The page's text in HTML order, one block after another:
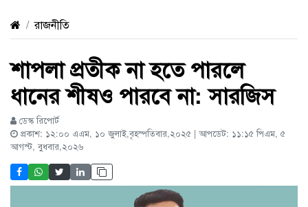
রাজনীতি
শাপলা প্রতীক না হতে পারলে
ধানের শীষও পারবে না: সারজিস
ডেস্ক রিপোর্ট
প্রকাশ: ১২:০০ এএম, ১০ জুলাই,বৃহস্পতিবার,২০২৫ | আপডেট: ১১:১৫ পিএম, ৫
আগস্ট, বুধবার,২০২৬